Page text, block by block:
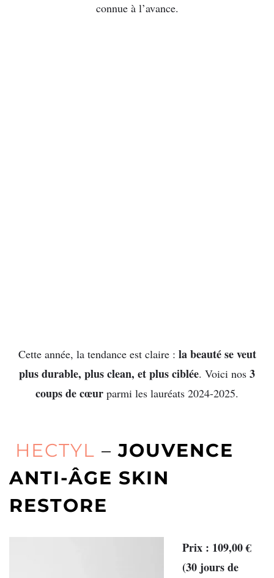
connue à l’avance.
Cette année, la tendance est claire : la beauté se veut
plus durable, plus clean, et plus ciblée. Voici nos 3
coups de cœur parmi les lauréats 2024-2025.
HECTYL –JOUVENCE
ANTI-ÂGE SKIN
RESTORE
Prix : 109,00 €
(30 jours de